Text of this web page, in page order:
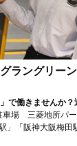
ラングリー
で働きませんか
！10名以上の大募
充実！安心して長
車場 三菱地所パ